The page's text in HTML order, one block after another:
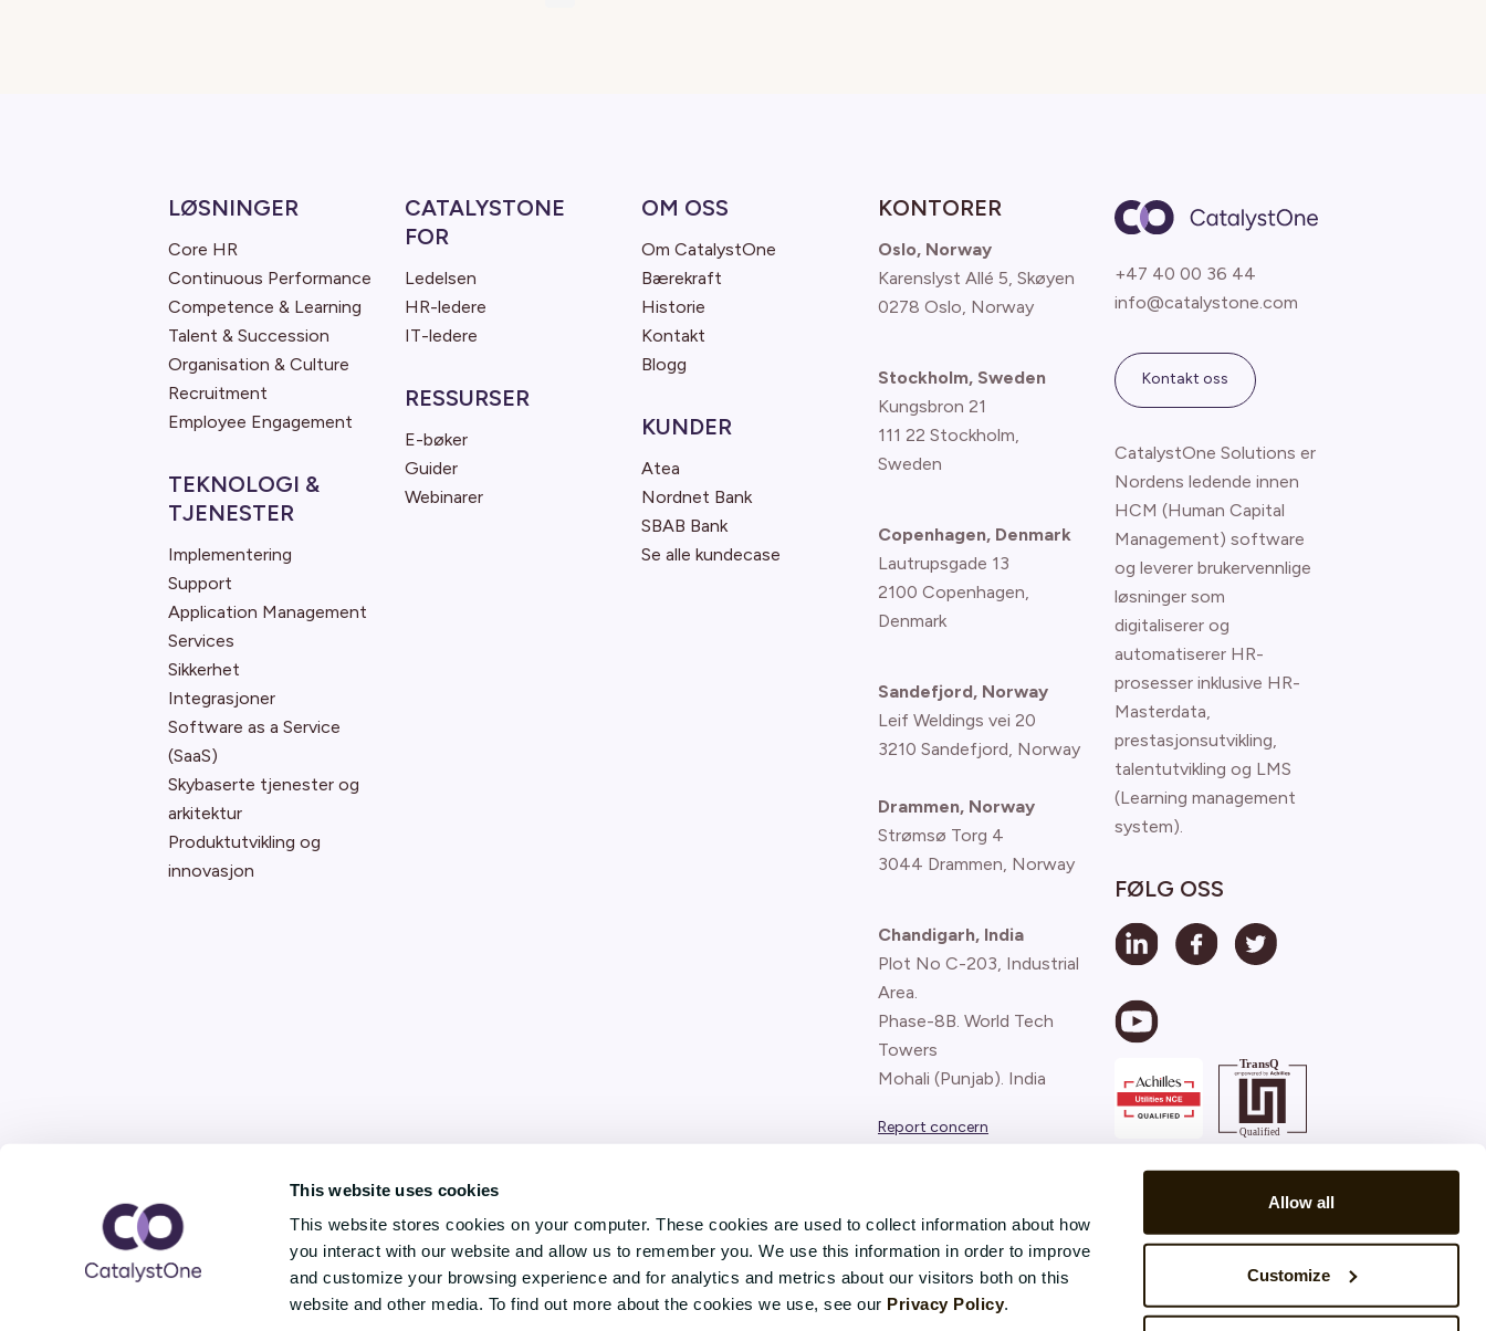
This website uses cookies
This website stores cookies on your computer. These cookies are used to collect information about how
you interact with our website and allow us to remember you. We use this information in order to improve
and customize your browsing experience and for analytics and metrics about our visitors both on this
website and other media. To find out more about the cookies we use, see our Privacy Policy.
Allow all
Customize
LØSNINGER
Core HR
Continuous Performance
Competence & Learning
Talent & Succession
Organisation & Culture
Recruitment
Employee Engagement
TEKNOLOGI &
TJENESTER
Implementering
Support
Application Management
Services
Sikkerhet
Integrasjoner
Software as a Service
(SaaS)
Skybaserte tjenester og
arkitektur
Produktutvikling og
innovasjon
CATALYSTONE
FOR
Ledelsen
HR-ledere
IT-ledere
RESSURSER
E-bøker
Guider
Webinarer
OM OSS
Om CatalystOne
Bærekraft
Historie
Kontakt
Blogg
KUNDER
Atea
Nordnet Bank
SBAB Bank
Se alle kundecase
KONTORER
Oslo, Norway
Karenslyst Allé 5, Skøyen
0278 Oslo, Norway
Stockholm, Sweden
Kungsbron 21
111 22 Stockholm,
Sweden
Copenhagen, Denmark
Lautrupsgade 13
2100 Copenhagen,
Denmark
Sandefjord, Norway
Leif Weldings vei 20
3210 Sandefjord, Norway
Drammen, Norway
Strømsø Torg 4
3044 Drammen, Norway
Chandigarh, India
Plot No C-203, Industrial
Area.
Phase-8B. World Tech
Towers
Mohali (Punjab). India
Report concern
+47 40 00 36 44
info@catalystone.com
Kontakt oss
CatalystOne Solutions er
Nordens ledende innen
HCM (Human Capital
Management) software
og leverer brukervennlige
løsninger som
digitaliserer og
automatiserer HR-
prosesser inklusive HR-
Masterdata,
prestasjonsutvikling,
talentutvikling og LMS
(Learning management
system).
FØLG OSS